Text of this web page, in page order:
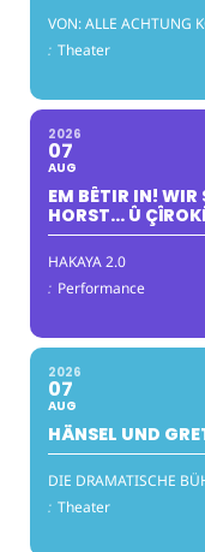
VON: ALLE ACHTUNG
: Theater
2026
07
AUG
EM BÊTIR IN!
HORST… Û
HAKAYA 2.0
: Performance
2026
07
AUG
HÄNSEL UND
DIE DRAMATISCHE
: Theater